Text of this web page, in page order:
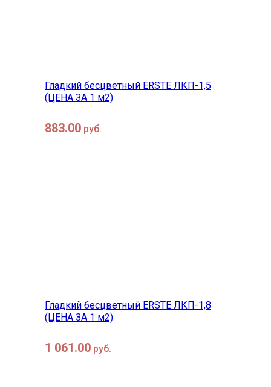
Гладкий бесцветный ERSTE ЛКП-1,5
(ЦЕНА ЗА 1 м2)
883.00 руб.
Гладкий бесцветный ERSTE ЛКП-1,8
(ЦЕНА ЗА 1 м2)
1 061.00 руб.